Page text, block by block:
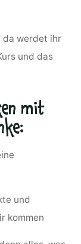
da werdet ihr
und das
mit
und
kommen